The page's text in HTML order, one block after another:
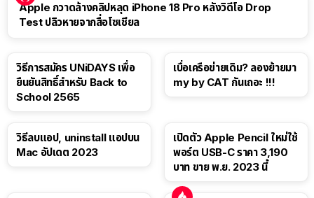
Apple กวาดล้างคลิปหลุด iPhone 18 Pro หลังวิดีโอ Drop
Test ปลิวหายจากสื่อโซเชียล
วิธีการสมัคร UNiDAYS เพื่อ
ยืนยันสิทธิ์สำหรับ Back to
School 2565
เบื่อเครือข่ายเดิม? ลองย้ายมา
my by CAT กันเถอะ !!!
วิธีลบแอป, uninstall แอปบน
Mac อัปเดต 2023
เปิดตัว Apple Pencil ใหม่ใช้
พอร์ต USB-C ราคา 3,190
บาท ขาย พ.ย. 2023 นี้